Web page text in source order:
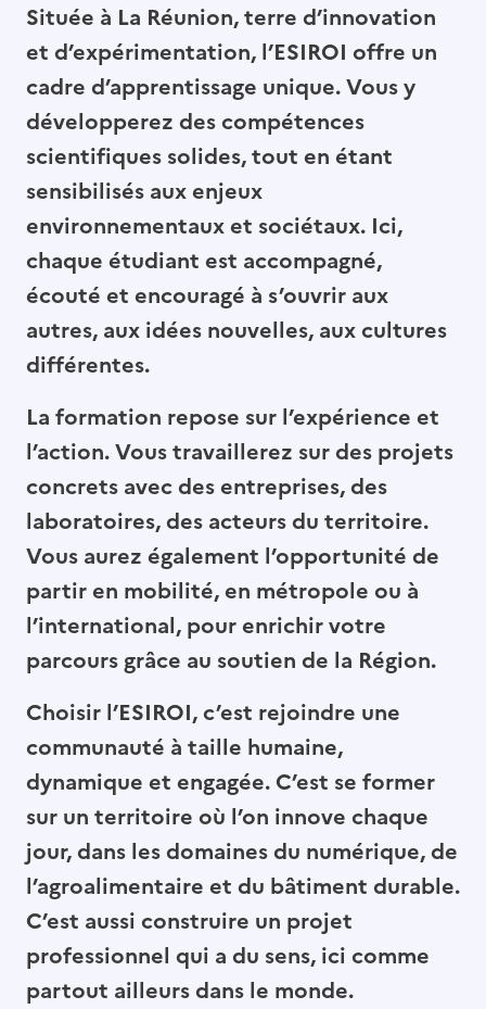
Située à La Réunion, terre d’innovation
et d’expérimentation, l’ESIROI offre un
cadre d’apprentissage unique. Vous y
développerez des compétences
scientifiques solides, tout en étant
sensibilisés aux enjeux
environnementaux et sociétaux. Ici,
chaque étudiant est accompagné,
écouté et encouragé à s’ouvrir aux
autres, aux idées nouvelles, aux cultures
différentes.
La formation repose sur l’expérience et
l’action. Vous travaillerez sur des projets
concrets avec des entreprises, des
laboratoires, des acteurs du territoire.
Vous aurez également l’opportunité de
partir en mobilité, en métropole ou à
l’international, pour enrichir votre
parcours grâce au soutien de la Région.
Choisir l’ESIROI, c’est rejoindre une
communauté à taille humaine,
dynamique et engagée. C’est se former
sur un territoire où l’on innove chaque
jour, dans les domaines du numérique, de
l’agroalimentaire et du bâtiment durable.
C’est aussi construire un projet
professionnel qui a du sens, ici comme
partout ailleurs dans le monde.